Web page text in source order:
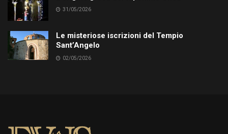
31/05/2026
Le misteriose iscrizioni del Tempio
Sant’Angelo
02/05/2026